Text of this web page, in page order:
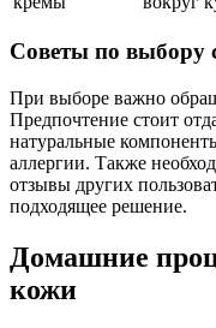
Советы по выбору
При выборе важно
Предпочтение стоит
натуральные
аллергии. Также
отзывы других
подходящее решение.
Домашние
кожи